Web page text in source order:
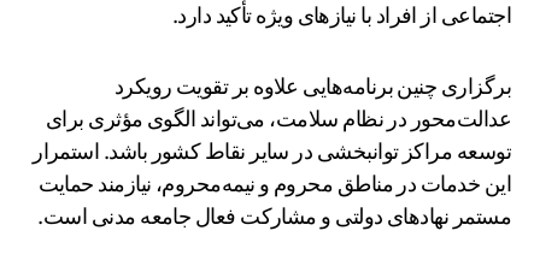
اجتماعی از افراد با نیازهای ویژه تأکید دارد.
برگزاری چنین برنامه‌هایی علاوه بر تقویت رویکرد
عدالت‌محور در نظام سلامت، می‌تواند الگوی مؤثری برای
توسعه مراکز توانبخشی در سایر نقاط کشور باشد. استمرار
این خدمات در مناطق محروم و نیمه‌محروم، نیازمند حمایت
مستمر نهادهای دولتی و مشارکت فعال جامعه مدنی است.